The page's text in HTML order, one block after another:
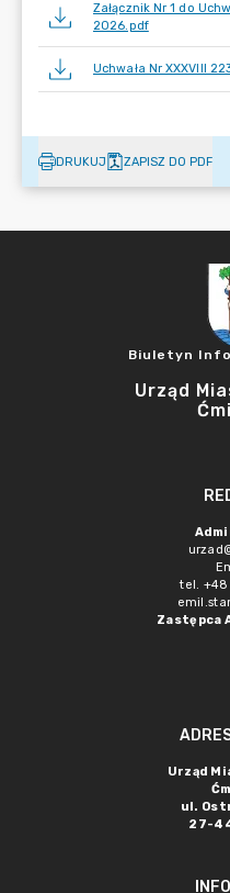
Załącznik Nr 1 do
2026.pdf
Uchwała Nr XXXVIII
DRUKUJ ZAPISZ DO PDF
Biuletyn
Urząd
tel. +48
Zastępca
Urząd
ul.
27-